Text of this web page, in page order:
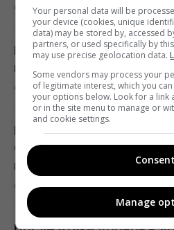
Поздравления с
Господним:
открытки
07:30 четверг, 06 августа 2026
Сегодня - Яблочный
поздравлять родных и
07:30 четверг, 06 августа 2026
Что за праздник
украинские традиции и
07:30 четверг, 06 августа 2026
6 августа 2026, 08:39
РФ существенно усилит
по Украине: в ISW
6 августа 2026, 08:08
Восемь КАБов за 8
Сумам, повреждены
пострадали люди
6 августа 2026, 07:42
Your personal data will be
your device (cookies, unique
data) may be stored by, accessed
partners, or used specifically by
may use precise geolocation data.
Some vendors may process your
of legitimate interest, which you
your options below. Look for a link
or in the site menu to manage or
and cookie settings.
Consent
Manage